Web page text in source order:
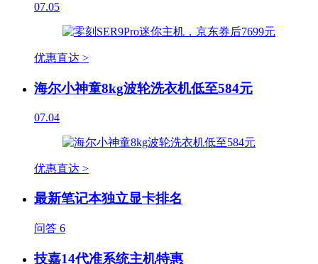
07.05
优惠直达 >
海尔小神童8kg波轮洗衣机低至584元
07.04
优惠直达 >
最新笔记本独立显卡排名
问答 6
技嘉14代准系统主机特惠